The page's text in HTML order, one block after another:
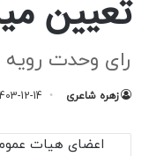
تعیین
رای وحدت رویه
زهره شاعری 12-14